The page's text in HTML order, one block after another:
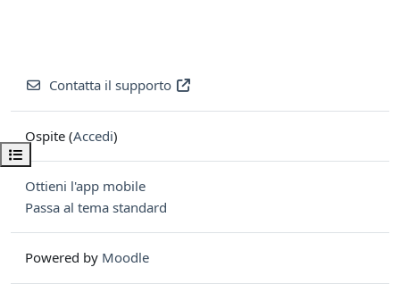
Apri indice del corso
Contatta il supporto
Ospite (Accedi)
Ottieni l'app mobile
Passa al tema standard
Powered by Moodle